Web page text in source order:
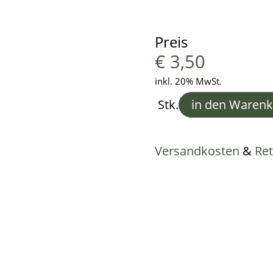
Preis
€ 3,50
inkl. 20% MwSt.
Stk. in den
Versandkosten &